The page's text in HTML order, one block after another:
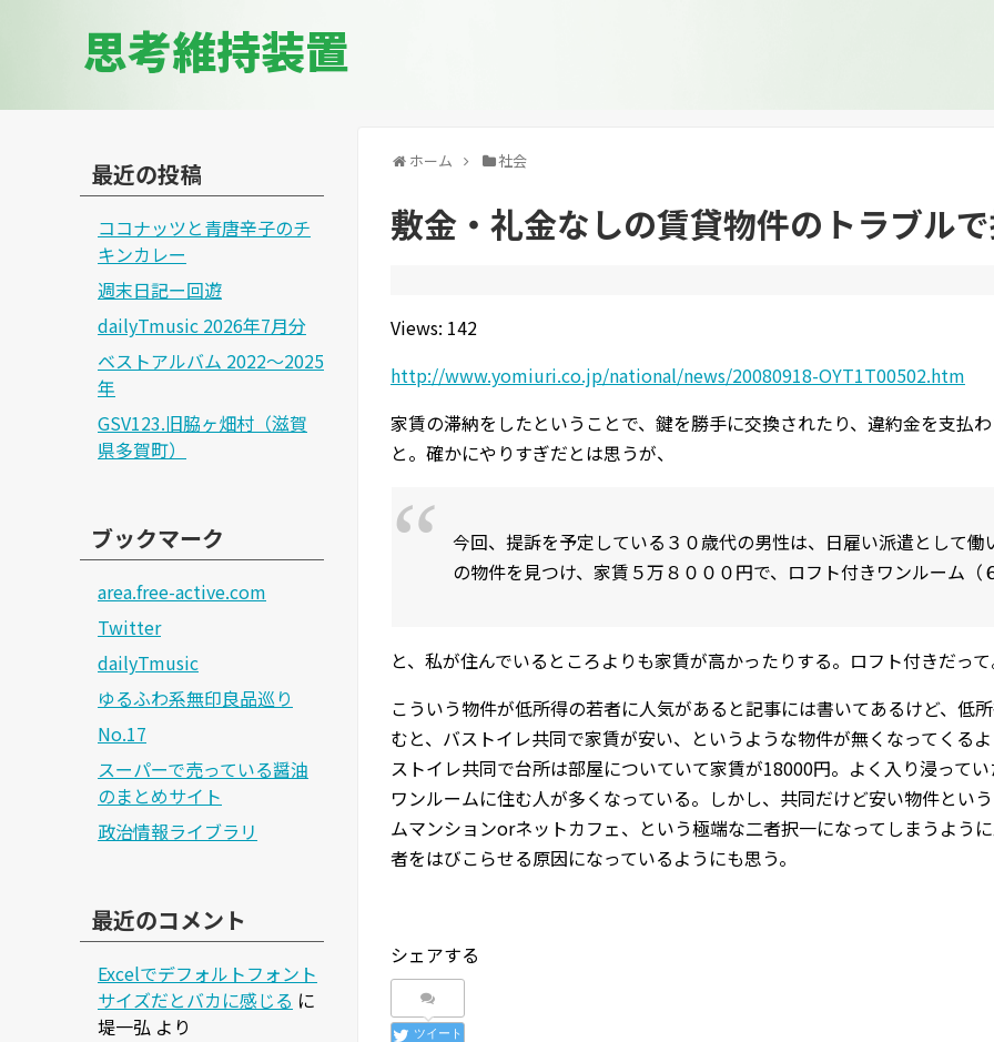
思考維持装置
ホーム 社会
敷金・礼金なしの賃貸物件のトラブル
Views: 142
http://www.yomiuri.co.jp/national/news/20080918-OYT1T00502.htm
家賃の滞納をしたということで、鍵を勝手に交換されたり、違約金を支払
と。確かにやりすぎだとは思うが、
今回、提訴を予定している３０歳代の男性は、日雇い派遣として
の物件を見つけ、家賃５万８０００円で、ロフト付きワンルーム（
と、私が住んでいるところよりも家賃が高かったりする。ロフト付きだって
こういう物件が低所得の若者に人気があると記事には書いてあるけど、低
むと、バストイレ共同で家賃が安い、というような物件が無くなってくる
ストイレ共同で台所は部屋についていて家賃が18000円。よく入り浸って
ワンルームに住む人が多くなっている。しかし、共同だけど安い物件とい
ムマンションorネットカフェ、という極端な二者択一になってしまうよう
者をはびこらせる原因になっているようにも思う。
シェアする
ツイート
最近の投稿
ココナッツと青唐辛子のチ
キンカレー
週末日記ー回遊
dailyTmusic 2026年7月分
ベストアルバム 2022～2025
年
GSV123.旧脇ヶ畑村（滋賀
県多賀町）
ブックマーク
area.free-active.com
Twitter
dailyTmusic
ゆるふわ系無印良品巡り
No.17
スーパーで売っている醤油
のまとめサイト
政治情報ライブラリ
最近のコメント
Excelでデフォルトフォント
サイズだとバカに感じる に
堤一弘 より